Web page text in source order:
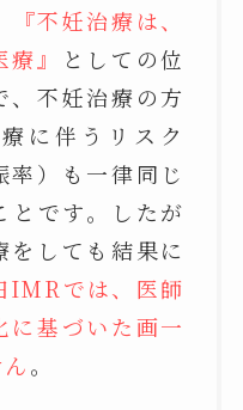
『不妊治療は、
』
としての位
、不妊治療の方
に伴うリスク
率）も一律同じ
とです。したが
をしても結果に
IMRでは、医師
に基づいた画一
。